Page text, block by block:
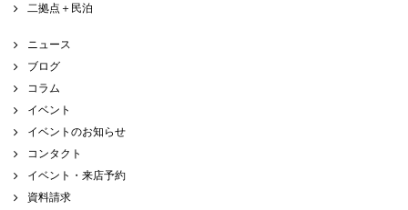
二拠点＋民泊
ニュース
ブログ
コラム
イベント
イベントのお知らせ
コンタクト
イベント・来店予約
資料請求